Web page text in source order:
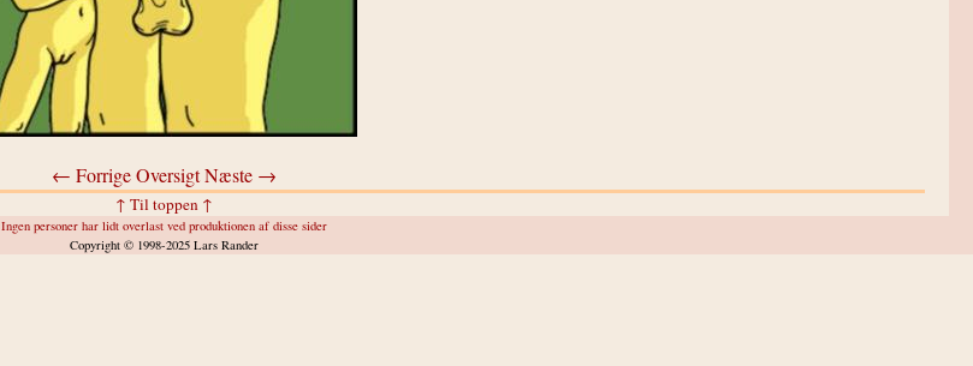
← Forrige OversigtNæste →
↑ Til toppen ↑
Ingen personer har lidt overlast ved produktionen af disse sider
Copyright © 1998-2025 Lars Rander